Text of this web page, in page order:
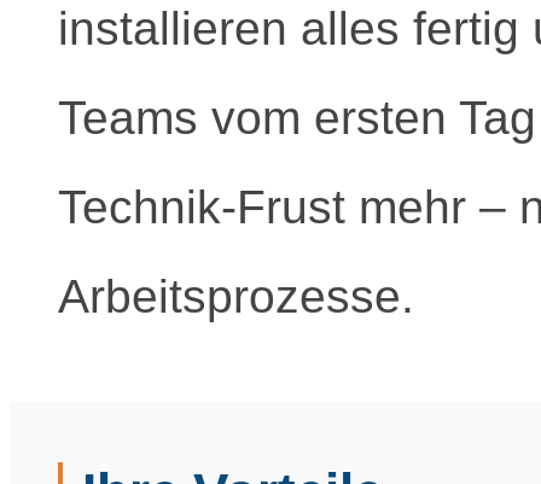
installieren alles fertig
Teams vom ersten
Technik-Frust mehr –
Arbeitsprozesse.